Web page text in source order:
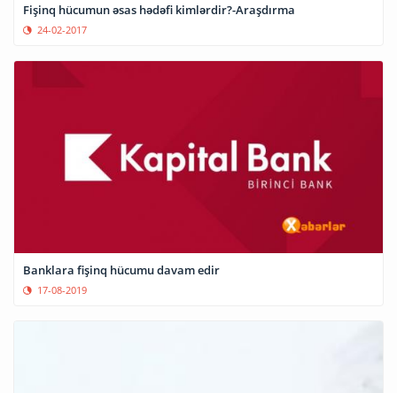
Fişinq hücumun əsas hədəfi kimlərdir?-Araşdırma
24-02-2017
Banklara fişinq hücumu davam edir
17-08-2019